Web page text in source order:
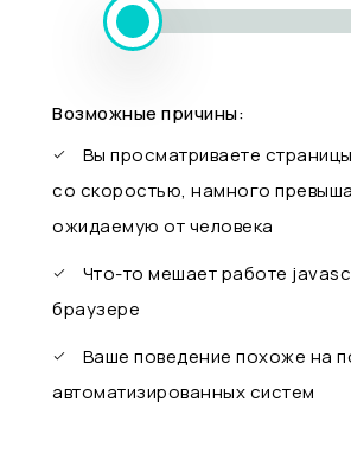
Возможные причины:
Вы просматриваете
со скоростью, намного
ожидаемую от человека
Что-то мешает работе
браузере
Ваше поведение похоже на
автоматизированных систем